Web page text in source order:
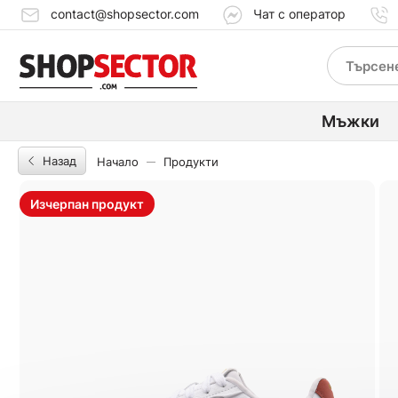
contact@shopsector.com Чат с оператор
Мъжки
Назад Начало Продукти
Изчерпан продукт